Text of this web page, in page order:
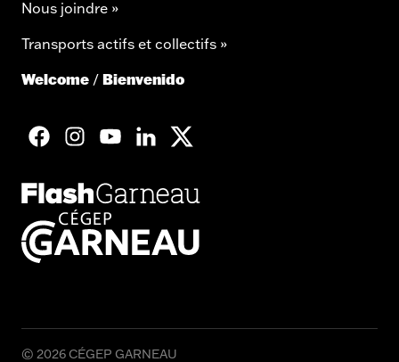
Nous joindre »
Transports actifs et collectifs »
Welcome / Bienvenido
facebookgoogleplusgoogleplus
googleplusgoogleplus
© 2026 CÉGEP GARNEAU